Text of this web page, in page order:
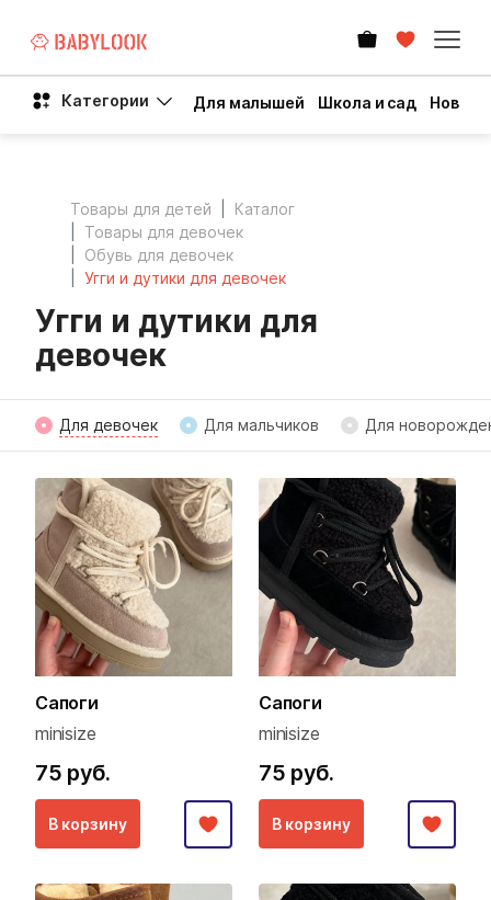
Категории Для малышей Школа и сад Новый
Товары для детей
Каталог
Товары для девочек
Обувь для девочек
Угги и дутики для девочек
Угги и дутики для
девочек
Для девочек Для мальчиков Для
Сапоги
minisize
75 руб.
В корзину
Сапоги
minisize
75 руб.
В корзину